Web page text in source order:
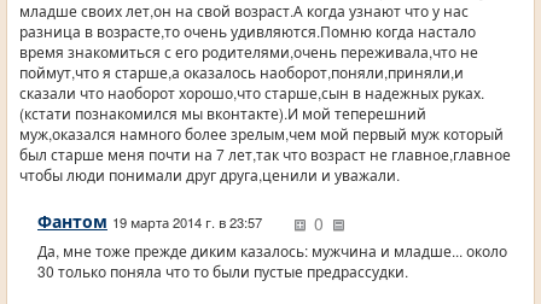
младше своих лет,он на свой возраст.А когда узнают что у нас
разница в возрасте,то очень удивляются.Помню когда настало
время знакомиться с его родителями,очень переживала,что не
поймут,что я старше,а оказалось наоборот,поняли,приняли,и
сказали что наоборот хорошо,что старше,сын в надежных руках.
(кстати познакомился мы вконтакте).И мой теперешний
муж,оказался намного более зрелым,чем мой первый муж который
был старше меня почти на 7 лет,так что возраст не главное,главное
чтобы люди понимали друг друга,ценили и уважали.
Фантом 19 марта 2014 г. в 23:57 0
Да, мне тоже прежде диким казалось: мужчина и младше... около
30 только поняла что то были пустые предрассудки.